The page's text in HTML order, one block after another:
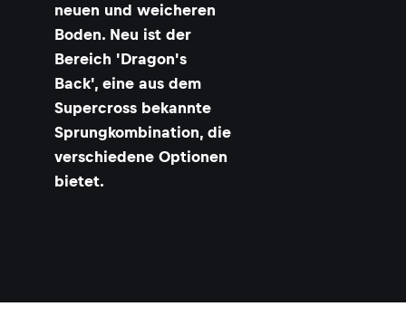
neuen und weicheren
Boden. Neu ist der
Bereich 'Dragon's
Back', eine aus dem
Supercross bekannte
Sprungkombination, die
verschiedene Optionen
bietet.